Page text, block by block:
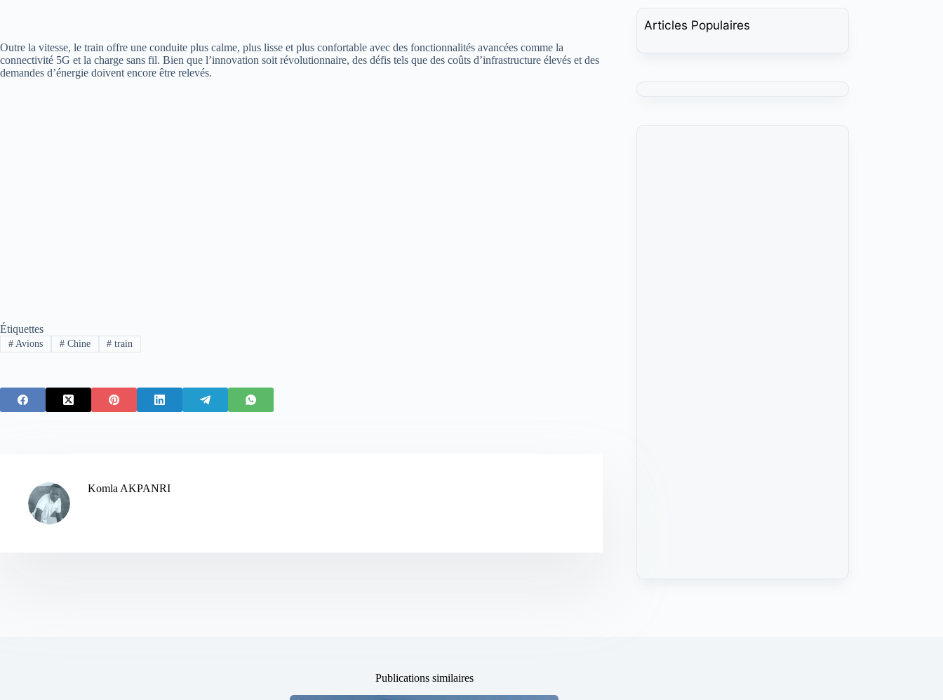
Outre la vitesse, le train offre une conduite plus calme, plus lisse et plus confortable avec des fonctionnalités avancées comme la
connectivité 5G et la charge sans fil. Bien que l’innovation soit révolutionnaire, des défis tels que des coûts d’infrastructure élevés et des
demandes d’énergie doivent encore être relevés.
Étiquettes
#Avions #Chine # train
Komla AKPANRI
Articles Populaires
Publications similaires